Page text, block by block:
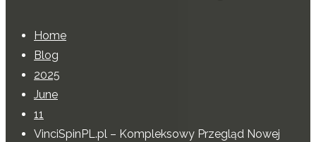
Home
Blog
2025
June
11
VinciSpinPL.pl – Kompleksowy Przegląd Nowej